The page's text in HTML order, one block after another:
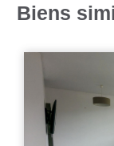
Biens